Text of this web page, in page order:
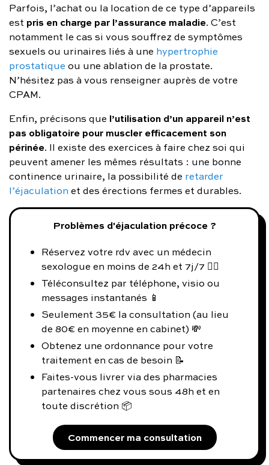
Parfois, l’achat ou la location de ce type d’appareils
estpris en charge par l’assurance maladie. C’est
notamment le cas si vous souffrez de symptômes
sexuels ou urinaires liés à une hypertrophie
prostatique ou une ablation de la prostate.
N’hésitez pas à vous renseigner auprès de votre
CPAM.
Enfin, précisons que l’utilisation d’un appareil n’est
pas obligatoire pour muscler efficacement son
périnée. Il existe des exercices à faire chez soi qui
peuvent amener les mêmes résultats : une bonne
continence urinaire, la possibilité de retarder
l’éjaculation et des érections fermes et durables.
Problèmes d'éjaculation précoce ?
Réservez votre rdv avec un médecin
sexologue en moins de 24h et 7j/7 👨‍⚕️
Téléconsultez par téléphone, visio ou
messages instantanés 📱
Seulement 35€ la consultation (au lieu
de 80€ en moyenne en cabinet) 💸
Obtenez une ordonnance pour votre
traitement en cas de besoin 📝
Faites-vous livrer via des pharmacies
partenaires chez vous sous 48h et en
toute discrétion 📦
Commencer ma consultation